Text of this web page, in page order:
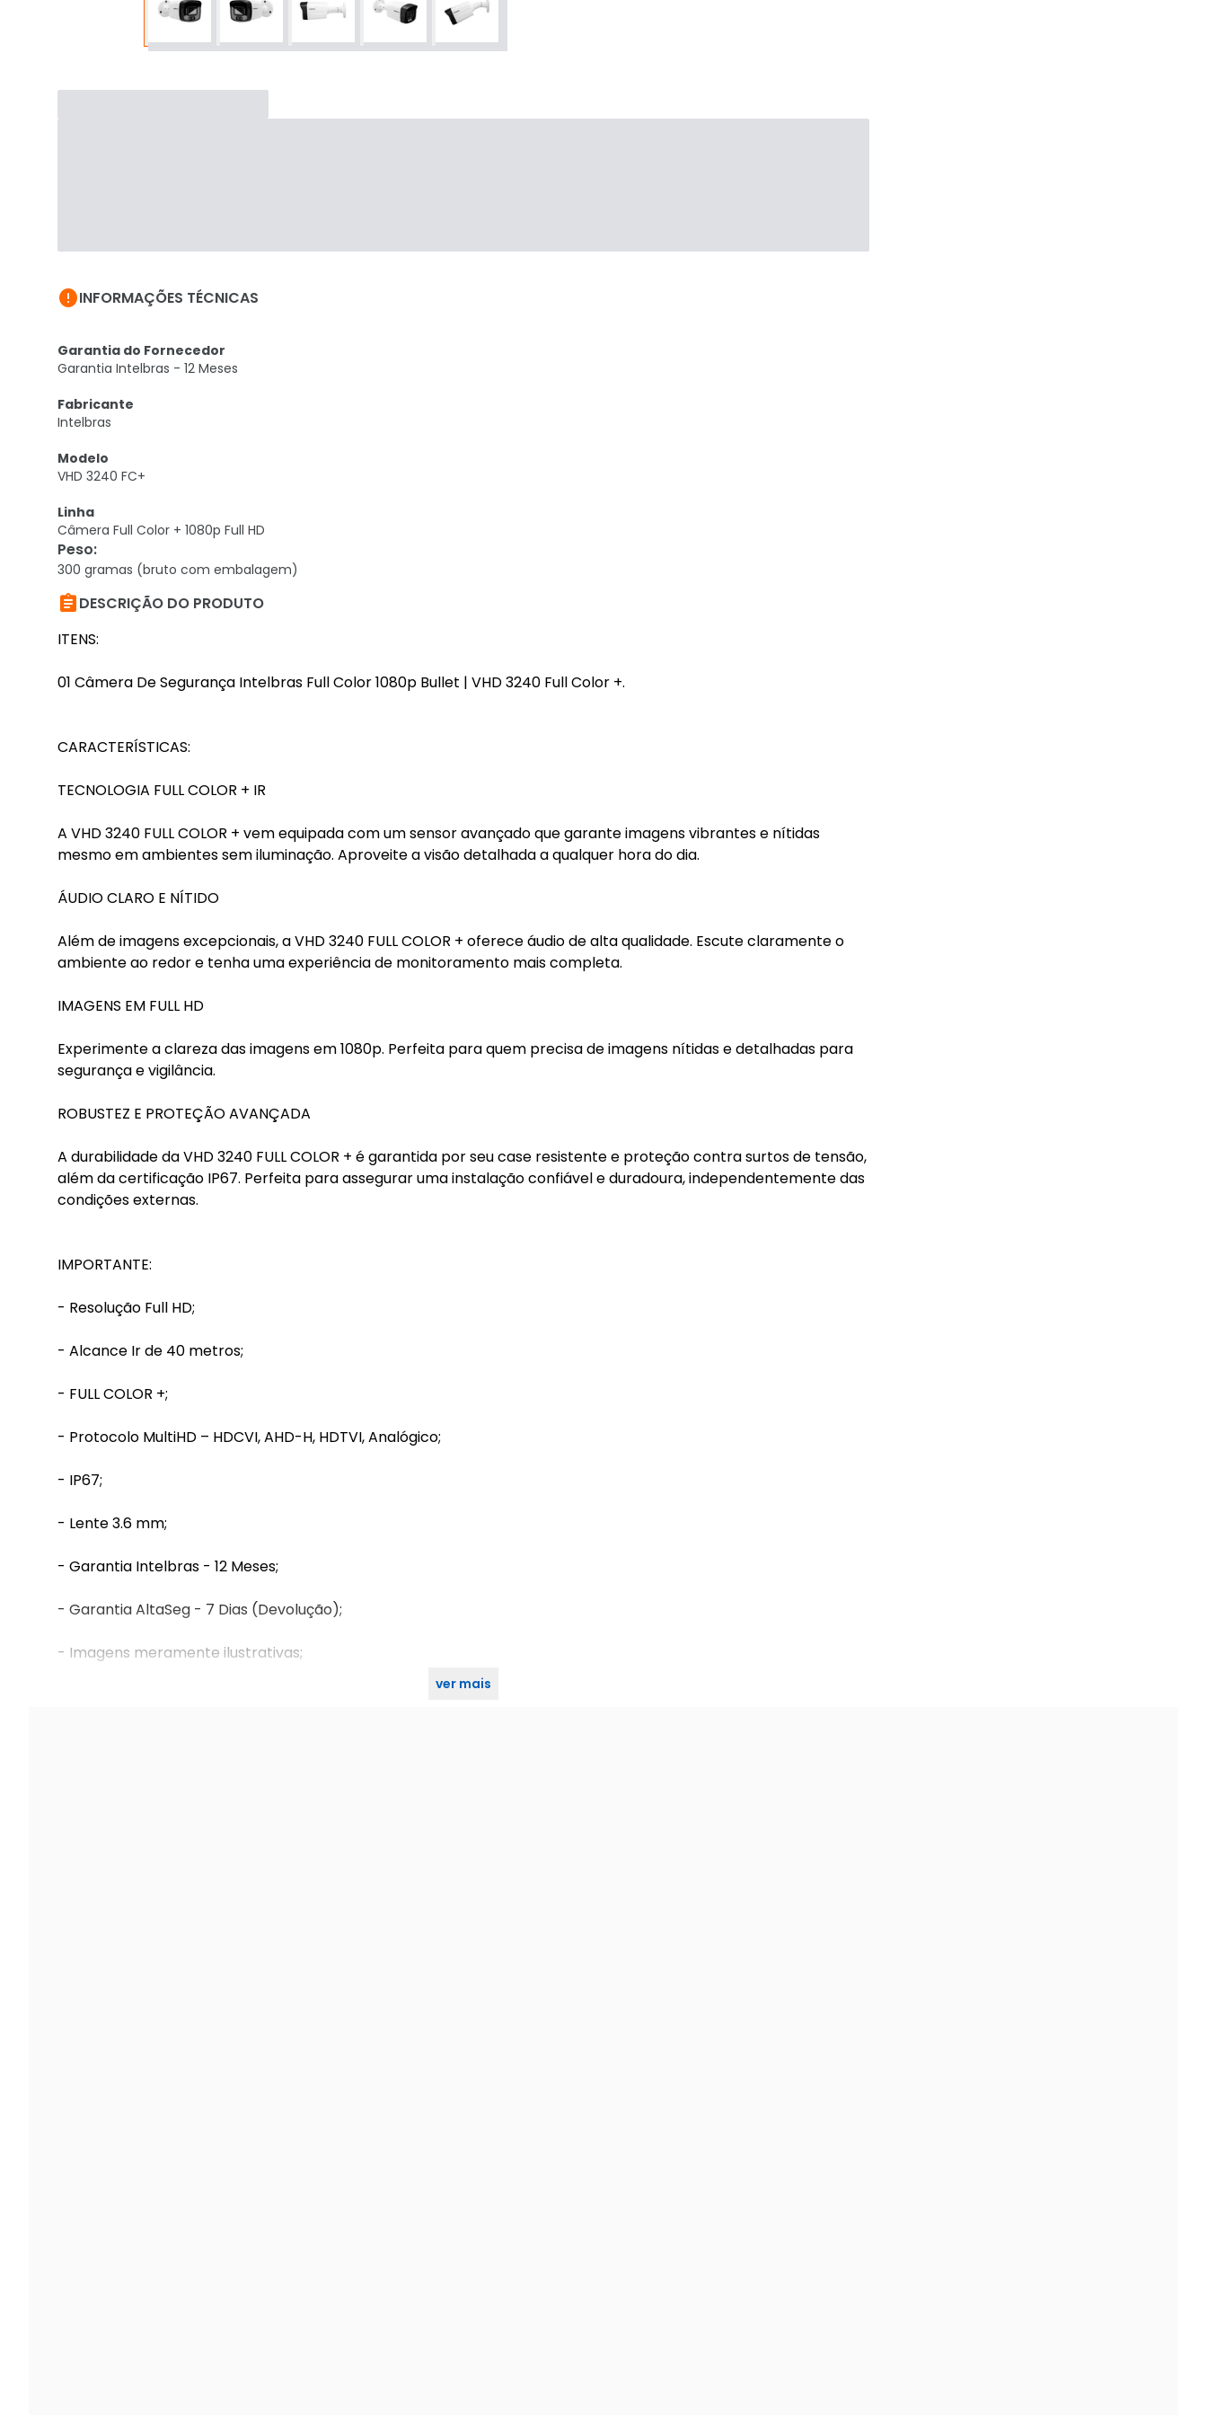
INFORMAÇÕES TÉCNICAS
Garantia do Fornecedor
Garantia Intelbras - 12 Meses
Fabricante
Intelbras
Modelo
VHD 3240 FC+
Linha
Câmera Full Color + 1080p Full HD
Peso:
300 gramas (bruto com embalagem)
DESCRIÇÃO DO PRODUTO
ITENS:
01 Câmera De Segurança Intelbras Full Color 1080p Bullet | VHD 3240 Full Color +.
CARACTERÍSTICAS:
TECNOLOGIA FULL COLOR + IR
A VHD 3240 FULL COLOR + vem equipada com um sensor avançado que garante imagens vibrantes e nítidas
mesmo em ambientes sem iluminação. Aproveite a visão detalhada a qualquer hora do dia.
ÁUDIO CLARO E NÍTIDO
Além de imagens excepcionais, a VHD 3240 FULL COLOR + oferece áudio de alta qualidade. Escute claramente o
ambiente ao redor e tenha uma experiência de monitoramento mais completa.
IMAGENS EM FULL HD
Experimente a clareza das imagens em 1080p. Perfeita para quem precisa de imagens nítidas e detalhadas para
segurança e vigilância.
ROBUSTEZ E PROTEÇÃO AVANÇADA
A durabilidade da VHD 3240 FULL COLOR + é garantida por seu case resistente e proteção contra surtos de tensão,
além da certificação IP67. Perfeita para assegurar uma instalação confiável e duradoura, independentemente das
condições externas.
IMPORTANTE:
- Resolução Full HD;
- Alcance Ir de 40 metros;
- FULL COLOR +;
- Protocolo MultiHD – HDCVI, AHD-H, HDTVI, Analógico;
- IP67;
- Lente 3.6 mm;
- Garantia Intelbras - 12 Meses;
- Garantia AltaSeg - 7 Dias (Devolução);
- Imagens meramente ilustrativas;
ver mais